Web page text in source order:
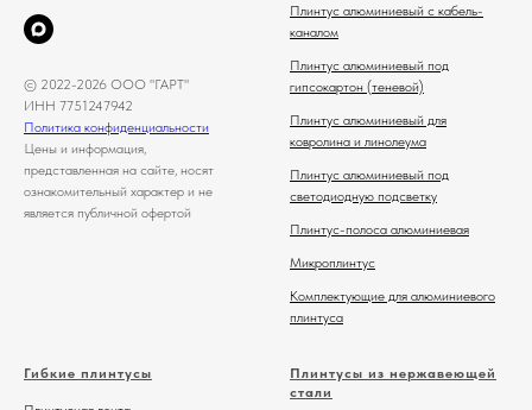
© 2022-2026 ООО "ГАРТ"
ИНН 7751247942
Политика конфиденциальности
Цены и информация,
представленная на сайте, носят
ознакомительный характер и не
является публичной офертой
Плинтус алюминиевый с кабель-
каналом
Плинтус алюминиевый под
гипсокартон (теневой)
Плинтус алюминиевый для
ковролина и линолеума
Плинтус алюминиевый под
светодиодную подсветку
Плинтус-полоса алюминиевая
Микроплинтус
Комплектующие для алюминиевого
плинтуса
Гибкие плинтусы
Плинтусы из нержавеющей
стали